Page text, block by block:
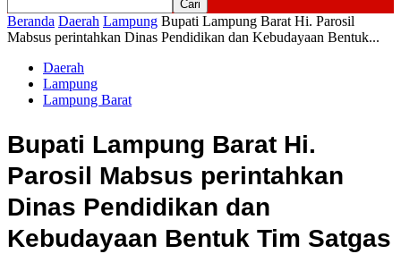
Beranda Daerah Lampung Bupati Lampung Barat Hi. Parosil
Mabsus perintahkan Dinas Pendidikan dan Kebudayaan Bentuk...
Daerah
Lampung
Lampung Barat
Bupati Lampung Barat Hi.
Parosil Mabsus perintahkan
Dinas Pendidikan dan
Kebudayaan Bentuk Tim Satgas